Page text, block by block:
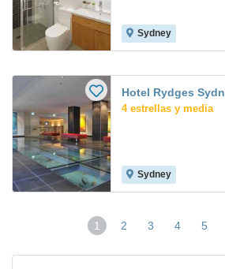
Sydney
Hotel Rydges
4 estrellas y media
Sydney
1
(página
2 3 4 5